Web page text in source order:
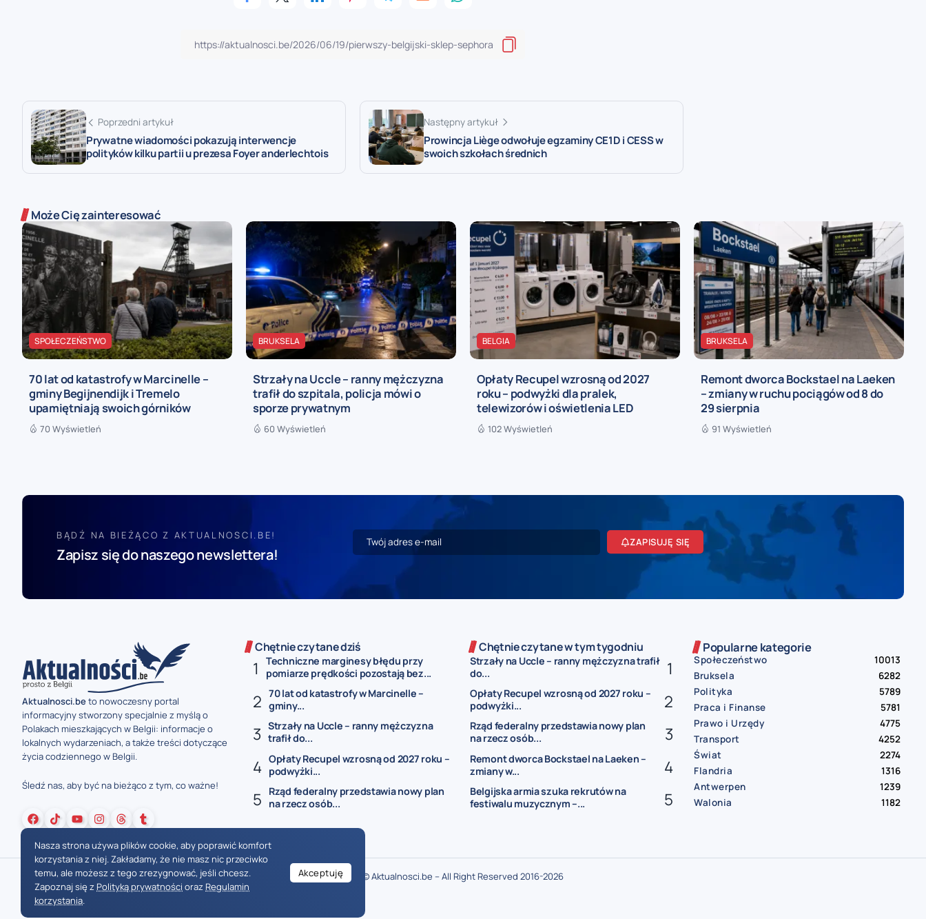
Poprzedni artykuł
Prywatne wiadomości pokazują interwencje
polityków kilku partii u prezesa Foyer anderlechtois
Następny artykuł
Prowincja Liège odwołuje egzaminy CE1D i CESS w
swoich szkołach średnich
Może Cię zainteresować
SPOŁECZEŃSTWO
70 lat od katastrofy w Marcinelle –
gminy Begijnendijk i Tremelo
upamiętniają swoich górników
70 Wyświetleń
BRUKSELA
Strzały na Uccle – ranny mężczyzna
trafił do szpitala, policja mówi o
sporze prywatnym
60 Wyświetleń
BELGIA
Opłaty Recupel wzrosną od 2027
roku – podwyżki dla pralek,
telewizorów i oświetlenia LED
102 Wyświetleń
BRUKSELA
Remont dworca Bockstael na Laeken
– zmiany w ruchu pociągów od 8 do
29 sierpnia
91 Wyświetleń
BĄDŹ NA BIEŻĄCO Z AKTUALNOSCI.BE!
Zapisz się do naszego newslettera!
ZAPISUJĘ SIĘ
Aktualnosci.beto nowoczesny portal
informacyjny stworzony specjalnie z myślą o
Polakach mieszkających w Belgii: informacje o
lokalnych wydarzeniach, a także treści dotyczące
życia codziennego w Belgii.
Śledź nas, aby być na bieżąco z tym, co ważne!
Chętnie czytane dziś
Techniczne marginesy błędu przy
pomiarze prędkości pozostają bez...
70 lat od katastrofy w Marcinelle –
gminy...
Strzały na Uccle – ranny mężczyzna
trafił do...
Opłaty Recupel wzrosną od 2027 roku –
podwyżki...
Rząd federalny przedstawia nowy plan
na rzecz osób...
Chętnie czytane w tym tygodniu
Strzały na Uccle – ranny mężczyzna trafił
do...
Opłaty Recupel wzrosną od 2027 roku –
podwyżki...
Rząd federalny przedstawia nowy plan
na rzecz osób...
Remont dworca Bockstael na Laeken –
zmiany w...
Belgijska armia szuka rekrutów na
festiwalu muzycznym –...
Popularne kategorie
Społeczeństwo
10013
Bruksela
6282
Polityka
5789
Praca i Finanse
5781
Prawo i Urzędy
4775
Transport
4252
Świat
2274
Flandria
1316
Antwerpen
1239
Walonia
1182
© Aktualnosci.be – All Right Reserved 2016-2026
Nasza strona używa plików cookie, aby poprawić komfort
korzystania z niej. Zakładamy, że nie masz nic przeciwko
temu, ale możesz z tego zrezygnować, jeśli chcesz.
Zapoznaj się z Polityką prywatności oraz Regulamin
korzystania.
Akceptuję